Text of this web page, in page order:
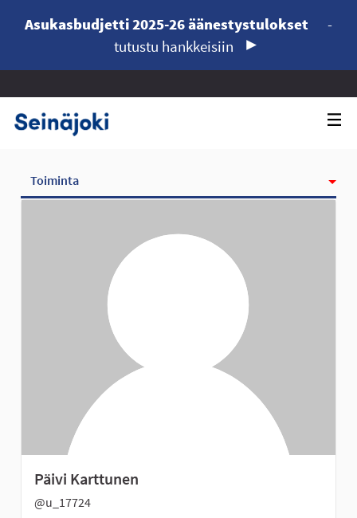
Asukasbudjetti 2025-26 äänestystulokset
-
tutustu hankkeisiin
Toiminta
Päivi Karttunen
@u_17724